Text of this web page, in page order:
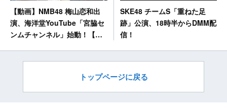
【動画】NMB48 梅山恋和出
演、海洋堂YouTube「宮脇セ
ンムチャンネル」始動！【予
SKE48 チームS「重ねた足
跡」公演、18時半からDMM配
信！
トップページに戻る